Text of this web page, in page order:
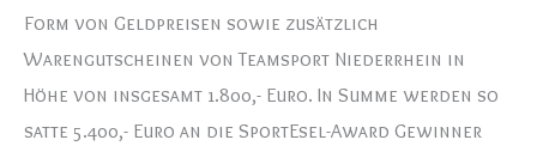
Form von Geldpreisen sowie zusätzlich
Warengutscheinen von Teamsport Niederrhein in
Höhe von insgesamt 1.800,- Euro. In Summe werden so
satte 5.400,- Euro an die SportEsel-Award Gewinner